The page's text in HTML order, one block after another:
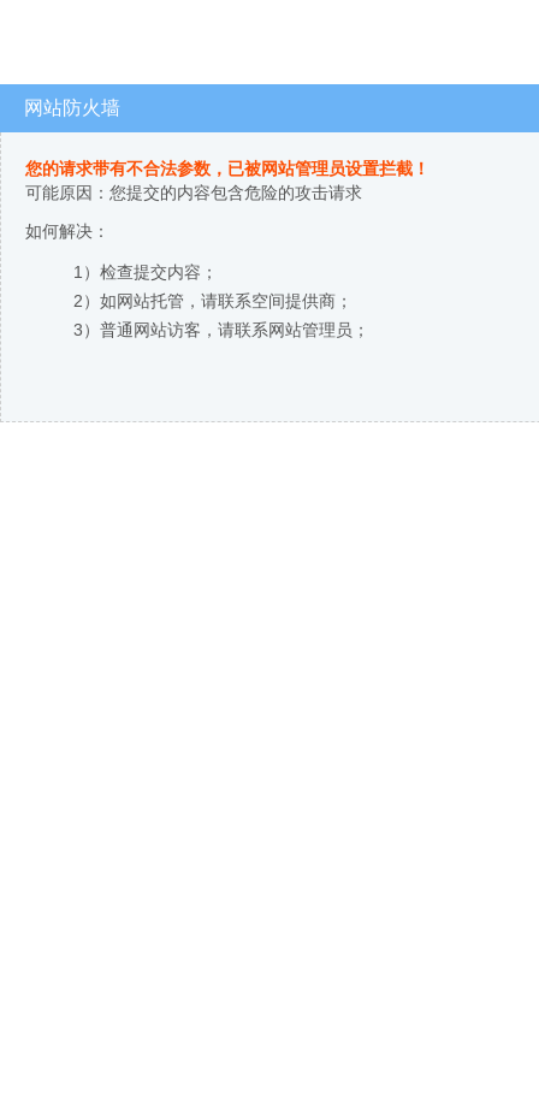
网站防火墙
您的请求带有不合法参数，已被网站管理员设置拦截！
可能原因：您提交的内容包含危险的攻击请求
如何解决：
1）检查提交内容；
2）如网站托管，请联系空间提供商；
3）普通网站访客，请联系网站管理员；